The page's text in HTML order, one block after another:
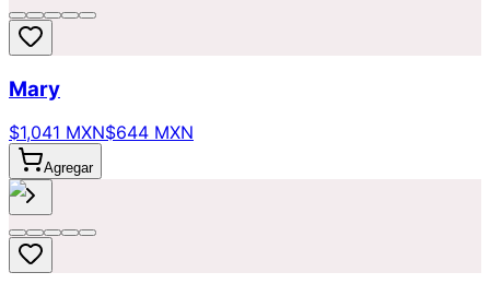
Mary
$1,041 MXN$644 MXN
Agregar